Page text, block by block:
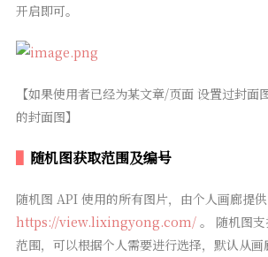
开启即可。
【如果使用者已经为某文章/页面 设置过封面
的封面图】
随机图获取范围及编号
随机图 API 使用的所有图片，由个人画廊提供
https://view.lixingyong.com/。 随机图支
范围，可以根据个人需要进行选择，默认从